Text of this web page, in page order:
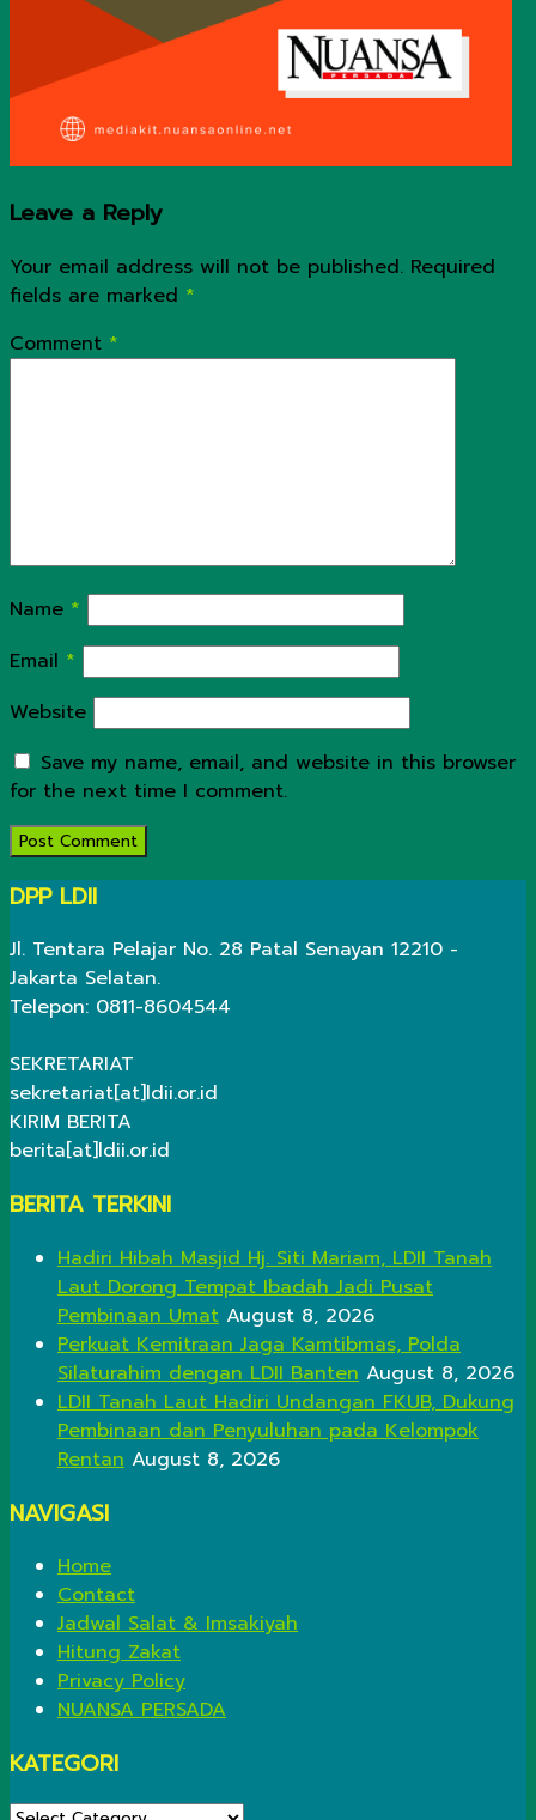
Leave a Reply
Your email address will not be published. Required
fields are marked *
Comment *
Name *
Email *
Website
Save my name, email, and website in this browser
for the next time I comment.
DPP LDII
Jl. Tentara Pelajar No. 28 Patal Senayan 12210 -
Jakarta Selatan.
Telepon: 0811-8604544
SEKRETARIAT
sekretariat[at]ldii.or.id
KIRIM BERITA
berita[at]ldii.or.id
BERITA TERKINI
Hadiri Hibah Masjid Hj. Siti Mariam, LDII Tanah
Laut Dorong Tempat Ibadah Jadi Pusat
Pembinaan Umat August 8, 2026
Perkuat Kemitraan Jaga Kamtibmas, Polda
Silaturahim dengan LDII Banten August 8, 2026
LDII Tanah Laut Hadiri Undangan FKUB, Dukung
Pembinaan dan Penyuluhan pada Kelompok
Rentan August 8, 2026
NAVIGASI
Home
Contact
Jadwal Salat & Imsakiyah
Hitung Zakat
Privacy Policy
NUANSA PERSADA
KATEGORI